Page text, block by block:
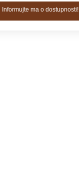
Informujte ma o dostupnosti!